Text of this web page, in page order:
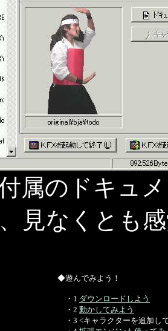
属のドキュ
見なくとも
◆遊んでみよう！
・1 ダウンロードしよう
・2 動かしてみよう
・3 <キャラクターを追加し